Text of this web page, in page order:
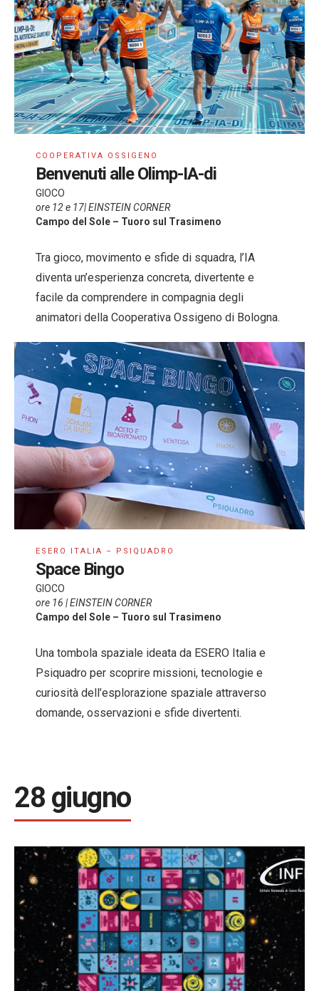
COOPERATIVA OSSIGENO
Benvenuti alle Olimp-IA-di
GIOCO
ore 12 e 17| EINSTEIN CORNER
Campo del Sole – Tuoro sul Trasimeno
Tra gioco, movimento e sfide di squadra, l’IA
diventa un’esperienza concreta, divertente e
facile da comprendere in compagnia degli
animatori della Cooperativa Ossigeno di Bologna.
ESERO ITALIA – PSIQUADRO
Space Bingo
GIOCO
ore 16 | EINSTEIN CORNER
Campo del Sole – Tuoro sul Trasimeno
Una tombola spaziale ideata da ESERO Italia e
Psiquadro per scoprire missioni, tecnologie e
curiosità dell’esplorazione spaziale attraverso
domande, osservazioni e sfide divertenti.
28 giugno